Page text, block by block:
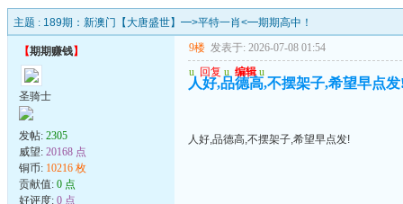
主题 : 189期：新澳门【大唐盛世】━>平特一肖<━期期高中！
【期期赚钱】
圣骑士
发帖: 2305
威望: 20168 点
铜币: 10216 枚
贡献值: 0 点
好评度: 0 点
9楼 发表于: 2026-07-08 01:54
u 回复 u 编辑 u
人好,品德高,不摆架子,希望早点
人好,品德高,不摆架子,希望早点发!